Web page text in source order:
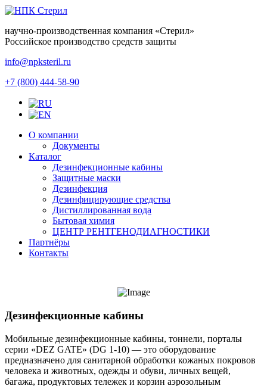
научно-производственная компания «Стерил»
Российское производство средств защиты
info@npksteril.ru
+7 (800) 444-58-90
О компании
Документы
Каталог
Дезинфекционные кабины
Защитные маски
Дезинфекция
Дезинфицирующие средства
Дистиллированная вода
Бытовая химия
ЦЕНТР РЕНТГЕНОДИАГНОСТИКИ
Партнёры
Контакты
Дезинфекционные кабины
Мобильные дезинфекционные кабины, тоннели, порталы
серии «DEZ GATE» (DG 1-10) — это оборудование
предназначено для санитарной обработки кожаных покровов
человека и животных, одежды и обуви, личных вещей,
багажа, продуктовых тележек и корзин аэрозольным